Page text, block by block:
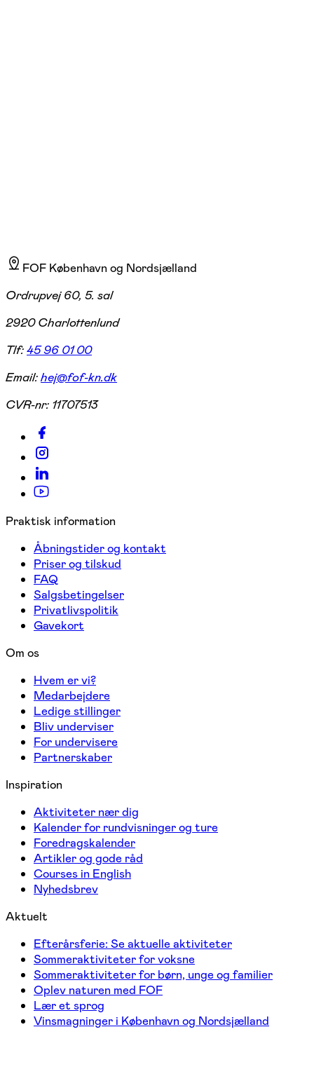
FOF København og Nordsjælland
Ordrupvej 60, 5. sal
2920 Charlottenlund
Tlf:45 96 01 00
Email:hej@fof-kn.dk
CVR-nr: 11707513
Praktisk information
Åbningstider og kontakt
Priser og tilskud
FAQ
Salgsbetingelser
Privatlivspolitik
Gavekort
Om os
Hvem er vi?
Medarbejdere
Ledige stillinger
Bliv underviser
For undervisere
Partnerskaber
Inspiration
Aktiviteter nær dig
Kalender for rundvisninger og ture
Foredragskalender
Artikler og gode råd
Courses in English
Nyhedsbrev
Aktuelt
Efterårsferie: Se aktuelle aktiviteter
Sommeraktiviteter for voksne
Sommeraktiviteter for børn, unge og familier
Oplev naturen med FOF
Lær et sprog
Vinsmagninger i København og Nordsjælland